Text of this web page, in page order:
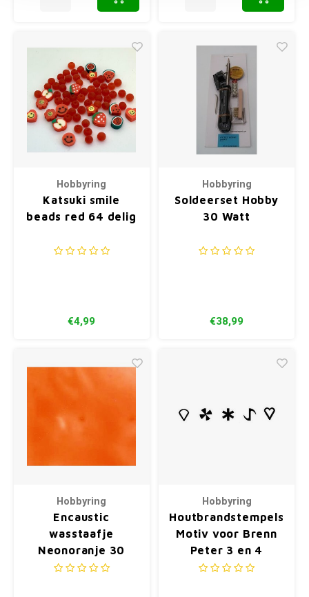
Hobbyring
Katsuki smile
beads red 64 delig
€4,99
Hobbyring
Soldeerset Hobby
30 Watt
€38,99
Hobbyring
Encaustic
wasstaafje
Neonoranje 30
Hobbyring
Houtbrandstempels
Motiv voor Brenn
Peter 3 en 4